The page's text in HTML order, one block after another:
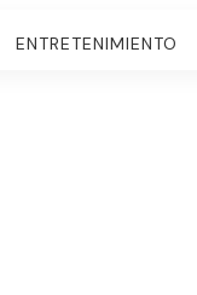
ENTRETENIMIENTO